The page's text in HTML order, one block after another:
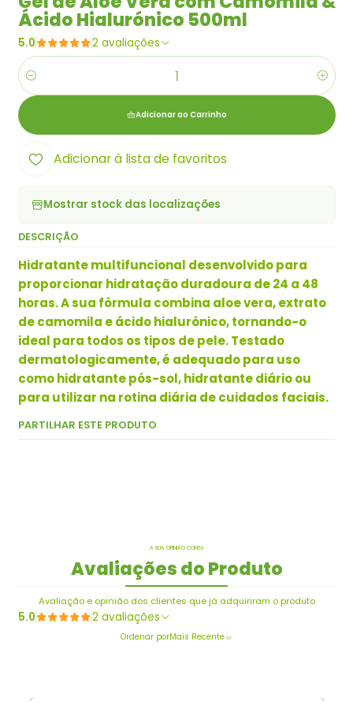
Ácido Hialurónico 500ml
5.0 2 avaliações
Quantidade
Adicionar ao Carrinho
Adicionar à lista de favoritos
Mostrar stock das localizações
DESCRIÇÃO
Hidratante multifuncional desenvolvido para
proporcionar hidratação duradoura de 24 a 48
horas. A sua fórmula combina aloe vera, extrato
de camomila e ácido hialurónico, tornando-o
ideal para todos os tipos de pele. Testado
dermatologicamente, é adequado para uso
como hidratante pós-sol, hidratante diário ou
para utilizar na rotina diária de cuidados faciais.
PARTILHAR ESTE PRODUTO
A SUA OPINIÃO CONTA
Avaliações do Produto
Avaliação e opinião dos clientes que já adquiriram o produto
5.0 2 avaliações
Ordenar porMais Recente